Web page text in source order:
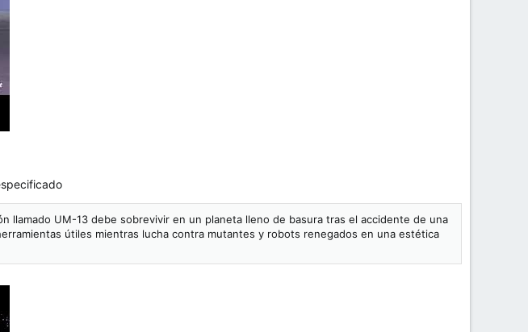
llamado UM-13 debe sobrevivir en un planeta lleno de basura tras el accidente de una
útiles mientras lucha contra mutantes y robots renegados en una estética